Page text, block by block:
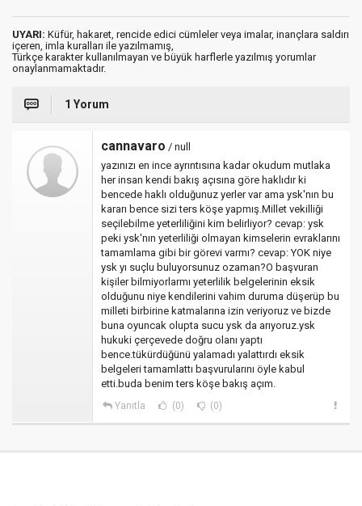
UYARI: Küfür, hakaret, rencide edici cümleler veya imalar, inançlara saldırı
içeren, imla kuralları ile yazılmamış,
Türkçe karakter kullanılmayan ve büyük harflerle yazılmış yorumlar
onaylanmamaktadır.
1 Yorum
cannavaro / null
yazınızı en ince ayrıntısına kadar okudum mutlaka
her insan kendi bakış açısına göre haklıdır ki
bencede haklı olduğunuz yerler var ama ysk'nın bu
kararı bence sizi ters köşe yapmış.Millet vekilliği
seçilebilme yeterliliğini kim belirliyor? cevap: ysk
peki ysk'nın yeterliliği olmayan kimselerin evraklarını
tamamlama gibi bir görevi varmı? cevap: YOK niye
ysk yı suçlu buluyorsunuz ozaman?O başvuran
kişiler bilmiyorlarmı yeterlilik belgelerinin eksik
olduğunu niye kendilerini vahim duruma düşerüp bu
milleti birbirine katmalarına izin veriyoruz ve bizde
buna oyuncak olupta sucu ysk da arıyoruz.ysk
hukuki çerçevede doğru olanı yaptı
bence.tükürdüğünü yalamadı yalattırdı eksik
belgeleri tamamlattı başvurularını öyle kabul
etti.buda benim ters köşe bakış açım.
Yanıtla (0) (0)